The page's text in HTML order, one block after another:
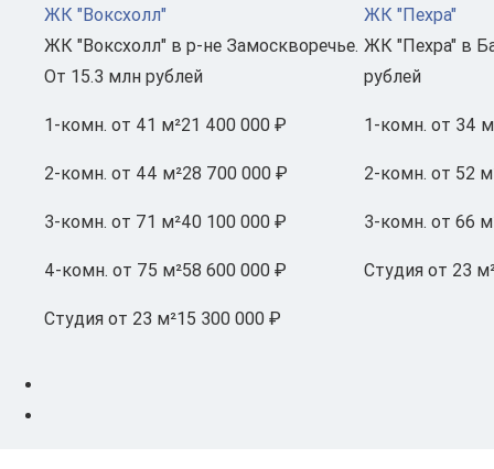
ЖК "Воксхолл"
ЖК "Воксхолл" в р-не Замоскворечье.
От 15.3 млн рублей
1-комн. от 41 м²21 400 000 ₽
2-комн. от 44 м²28 700 000 ₽
3-комн. от 71 м²40 100 000 ₽
4-комн. от 75 м²58 600 000 ₽
Студия от 23 м²15 300 000 ₽
ЖК "Пехра"
ЖК "Пехра" в
рублей
1-комн. от 34
2-комн. от 52
3-комн. от 66
Студия от 23